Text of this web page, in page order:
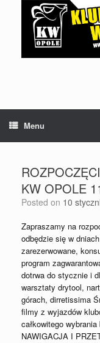
Menu
KW OPOLE
Posted on 10
Zapraszamy na
odbędzie się w
zarezerwowane,
program
dotrwa do stycznie i
warsztaty drytool,
górach, dirretissima
filmy z wyjazdów
całkowitego
NAWIGACJA I